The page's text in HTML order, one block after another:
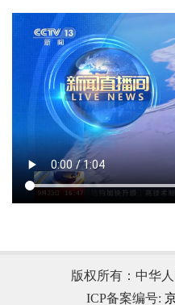
版权所有：中华
ICP备案编号: